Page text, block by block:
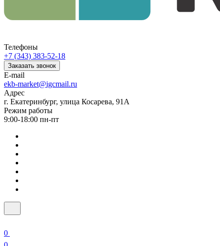
Телефоны
+7 (343) 383-52-18
Заказать звонок
E-mail
ekb-market@igcmail.ru
Адрес
г. Екатеринбург, улица Косарева, 91А
Режим работы
9:00-18:00 пн-пт
0